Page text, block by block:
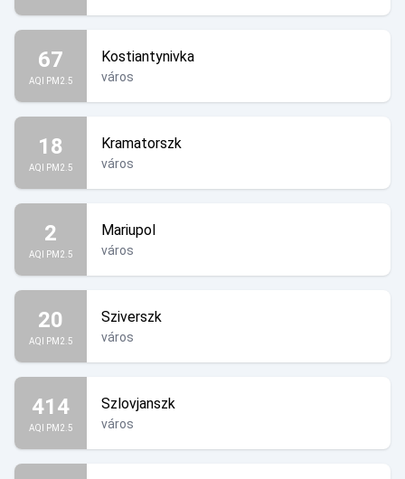
67
AQI PM2.5
Kostiantynivka
város
18
AQI PM2.5
Kramatorszk
város
2
AQI PM2.5
Mariupol
város
20
AQI PM2.5
Sziverszk
város
414
AQI PM2.5
Szlovjanszk
város